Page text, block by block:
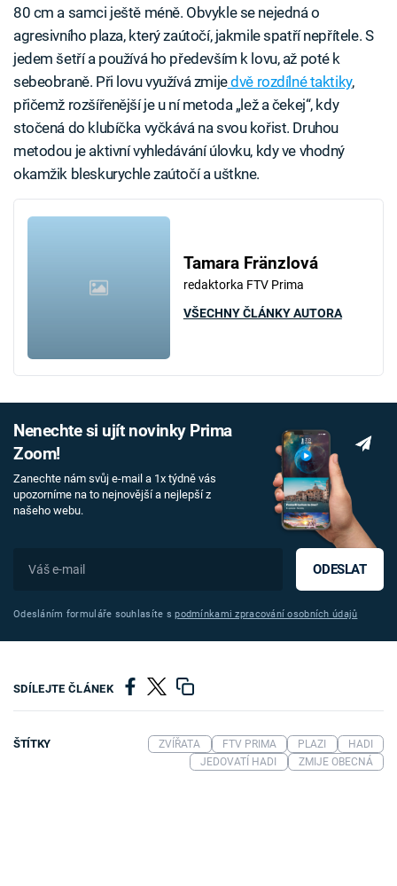
80 cm a samci ještě méně. Obvykle se nejedná o
agresivního plaza, který zaútočí, jakmile spatří nepřítele. S
jedem šetří a používá ho především k lovu, až poté k
sebeobraně. Při lovu využívá zmijedvě rozdílné taktiky,
přičemž rozšířenější je u ní metoda „lež a čekej“, kdy
stočená do klubíčka vyčkává na svou kořist. Druhou
metodou je aktivní vyhledávání úlovku, kdy ve vhodný
okamžik bleskurychle zaútočí a uštkne.
Tamara Fränzlová
redaktorka FTV Prima
VŠECHNY ČLÁNKY AUTORA
Nenechte si ujít novinky Prima
Zoom!
Zanechte nám svůj e-mail a 1x týdně vás
upozorníme na to nejnovější a nejlepší z
našeho webu.
ODESLAT
Odesláním formuláře souhlasíte spodmínkami zpracování osobních údajů
SDÍLEJTE ČLÁNEK
ŠTÍTKY ZVÍŘATA FTV PRIMA PLAZI
HADI
JEDOVATÍ HADI
ZMIJE OBECNÁ